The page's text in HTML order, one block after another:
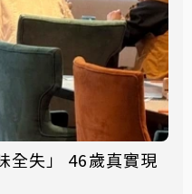
全失」 46歲真實現